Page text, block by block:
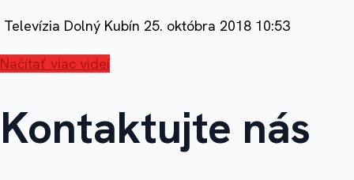
Televízia Dolný Kubín 25. októbra 2018 10:53
Načítať viac videí
Kontaktujte nás